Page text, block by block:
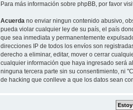
Para más información sobre phpBB, por favor
Acuerdano enviar ningun contenido abusivo,
pueda violar cualquier ley de su país, el país
que sea inmediata y permanentemente
direcciones IP de todos los envíos son
derecho a eliminar, editar, mover o cerrar
cualquier información que haya ingresado será
ninguna tercera parte sin su consentimiento, ni
de hacking que conlleve a que los datos sean